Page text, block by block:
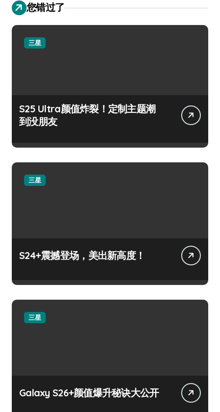
您错过了
三星
S25 Ultra颜值炸裂！定制主题潮
到没朋友
三星
S24+震撼登场，美出新高度！
三星
Galaxy S26+颜值爆升秘诀大公开